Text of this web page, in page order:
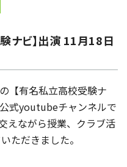
ナビ】出演 11月18日
【有名私立高校受験ナ
式youtubeチャンネルで
えながら授業、クラブ活
ただきました。